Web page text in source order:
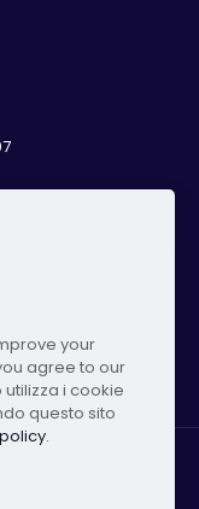
SRL - P.IVA
your
agree to our
utilizza i cookie
questo sito
.